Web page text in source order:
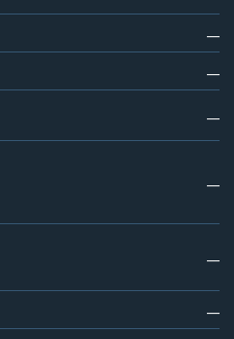
—
—
—
—
—
—